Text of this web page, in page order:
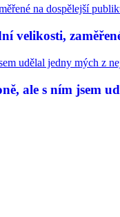
velikosti,
ale s ním jsem